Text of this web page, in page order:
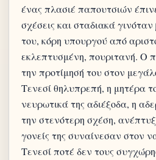
ένας πλασιέ παπουτσιών
σχέσεις και σταδιακά
του, κόρη υπουργού από
εκλεπτυσμένη, πουριτανή. Ο
την προτίμησή του στον
Τενεσί θηλυπρεπή, η μητέρα
νευρωτικά της αδιέξοδα, η
την στενότερη σχέση,
γονείς της συναίνεσαν στον
Τενεσί ποτέ δεν τους